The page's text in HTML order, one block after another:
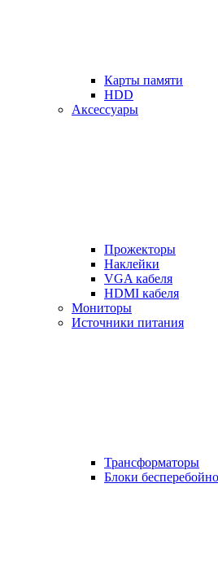
Карты памяти
HDD
Аксессуары
Прожекторы
Наклейки
VGA кабеля
HDMI кабеля
Мониторы
Источники питания
Трансформаторы
Блоки